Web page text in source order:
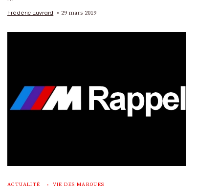
Frédéric Euvrard 29 mars 2019
ACTUALITÉ VIE DES MARQUES